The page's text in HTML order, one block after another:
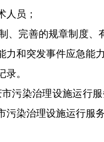
员；
完善的规章制度、
和突发事件应急能力
。
污染治理设施运行
污染治理设施运行服